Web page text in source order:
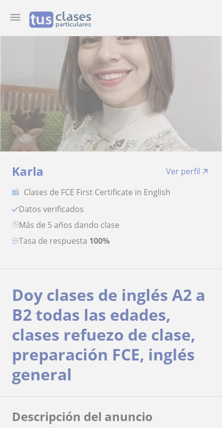
Karla
Ver perfil
Clases de FCE First Certificate in English
Datos verificados
más de 5 años dando clase
Tasa de respuesta 100%
Doy clases de inglés A2 a
B2 todas las edades,
clases refuezo de clase,
preparación FCE, inglés
general
Descripción del anuncio